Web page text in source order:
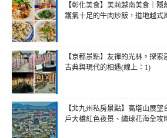
【彰化美食】美莉越南美食｜隱
鑊氣十足的牛肉炒飯，道地越式
【京都景點】友禪的光林。探索
古典與現代的相遇(線上：1)
【北九州私房景點】高塔山展
戶大橋紅色夜景、繡球花海全攻